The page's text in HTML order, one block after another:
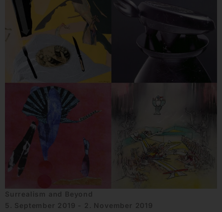
Surrealism and Beyond
5. September 2019 - 2. November 2019